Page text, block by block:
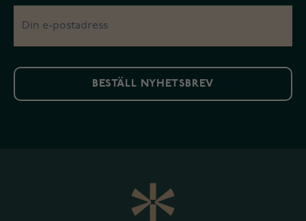
BESTÄLL NYHETSBREV